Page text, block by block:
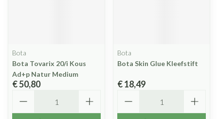
Bota
Bota Tovarix 20/i Kous
Ad+p Natur Medium
€ 50,80
Bota
Bota Skin Glue Kleefstift
€ 18,49